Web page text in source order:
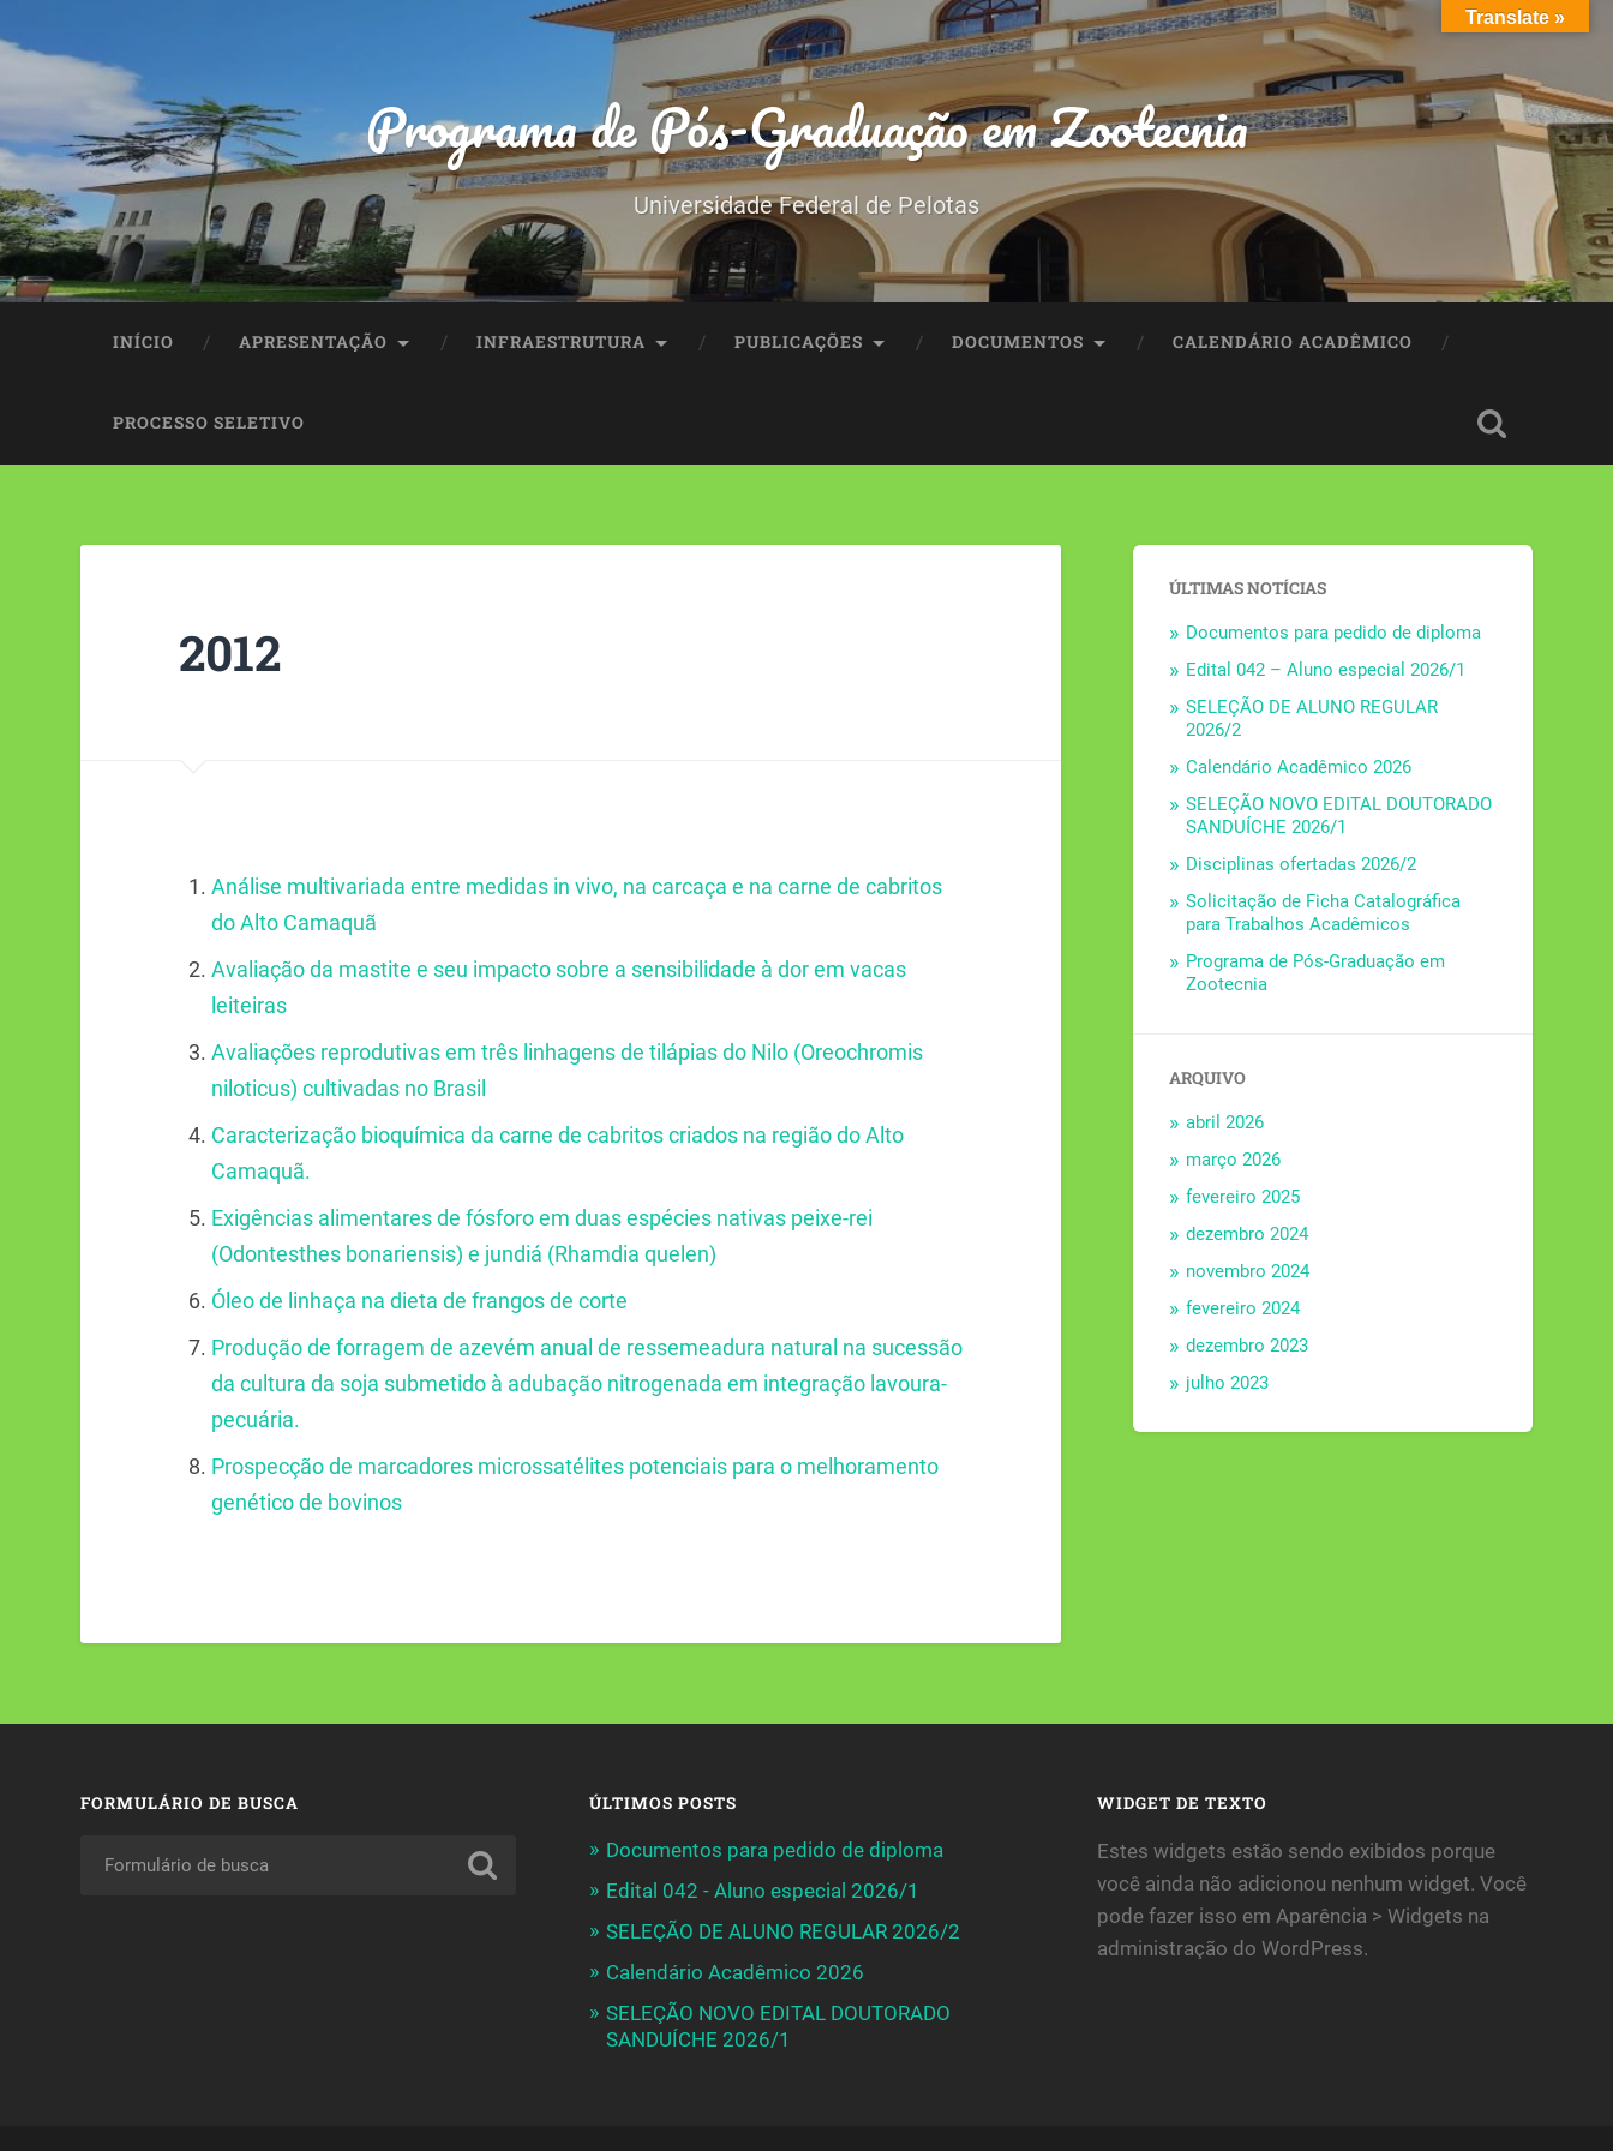
Programa de Pós-Graduação em Zootecnia
Universidade Federal de Pelotas
INÍCIO APRESENTAÇÃO INFRAESTRUTURA PUBLICAÇÕES DOCUMENTOS CALENDÁRIO ACADÊMICO
PROCESSO SELETIVO
2012
Análise multivariada entre medidas in vivo, na carcaça e na carne de cabritos
do Alto Camaquã
Avaliação da mastite e seu impacto sobre a sensibilidade à dor em vacas
leiteiras
Avaliações reprodutivas em três linhagens de tilápias do Nilo (Oreochromis
niloticus) cultivadas no Brasil
Caracterização bioquímica da carne de cabritos criados na região do Alto
Camaquã.
Exigências alimentares de fósforo em duas espécies nativas peixe-rei
(Odontesthes bonariensis) e jundiá (Rhamdia quelen)
Óleo de linhaça na dieta de frangos de corte
Produção de forragem de azevém anual de ressemeadura natural na sucessão
da cultura da soja submetido à adubação nitrogenada em integração lavoura-
pecuária.
Prospecção de marcadores microssatélites potenciais para o melhoramento
genético de bovinos
ÚLTIMAS NOTÍCIAS
Documentos para pedido de diploma
Edital 042 – Aluno especial 2026/1
SELEÇÃO DE ALUNO REGULAR
2026/2
Calendário Acadêmico 2026
SELEÇÃO NOVO EDITAL DOUTORADO
SANDUÍCHE 2026/1
Disciplinas ofertadas 2026/2
Solicitação de Ficha Catalográfica
para Trabalhos Acadêmicos
Programa de Pós-Graduação em
Zootecnia
ARQUIVO
abril 2026
março 2026
fevereiro 2025
dezembro 2024
novembro 2024
fevereiro 2024
dezembro 2023
julho 2023
FORMULÁRIO DE BUSCA ÚLTIMOS POSTS
Documentos para pedido de diploma
Edital 042 - Aluno especial 2026/1
SELEÇÃO DE ALUNO REGULAR 2026/2
Calendário Acadêmico 2026
SELEÇÃO NOVO EDITAL DOUTORADO
SANDUÍCHE 2026/1
WIDGET DE TEXTO
Estes widgets estão sendo exibidos porque
você ainda não adicionou nenhum widget. Você
pode fazer isso em Aparência > Widgets na
administração do WordPress.
Translate »